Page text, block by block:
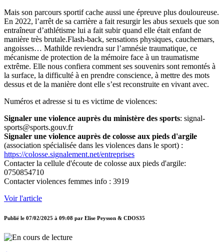
Mais son parcours sportif cache aussi une épreuve plus douloureuse.
En 2022, l’arrêt de sa carrière a fait resurgir les abus sexuels que son
entraîneur d’athlétisme lui a fait subir quand elle était enfant de
manière très brutale.Flash-back, sensations physiques, cauchemars,
angoisses… Mathilde reviendra sur l’amnésie traumatique, ce
mécanisme de protection de la mémoire face à un traumatisme
extrême. Elle nous confiera comment ses souvenirs sont remontés à
la surface, la difficulté à en prendre conscience, à mettre des mots
dessus et de la manière dont elle s’est reconstruite en vivant avec.
Numéros et adresse si tu es victime de violences:
Signaler une violence auprès du ministère des sports: signal-
sports@sports.gouv.fr
Signaler une violence auprès de colosse aux pieds d'argile
(association spécialisée dans les violences dans le sport) :
https://colosse.signalement.net/entreprises
Contacter la cellule d'écoute de colosse aux pieds d'argile:
0750854710
Contacter violences femmes info : 3919
Voir l'article
Publié le 07/02/2025 à 09:08 par Elise Peysson & CDOS35